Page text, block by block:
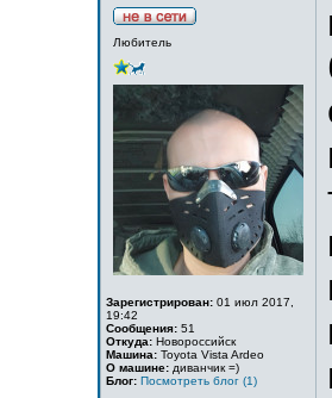
Любитель
Зарегистрирован: 01 июл 2017,
19:42
Сообщения: 51
Откуда: Новороссийск
Машина: Toyota Vista Ardeo
О машине: диванчик =)
Блог: Посмотреть блог (1)